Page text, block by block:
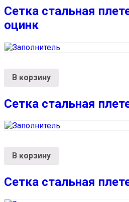
Сетка стальная
оцинк
В корзину
Сетка стальная
В корзину
Сетка стальная